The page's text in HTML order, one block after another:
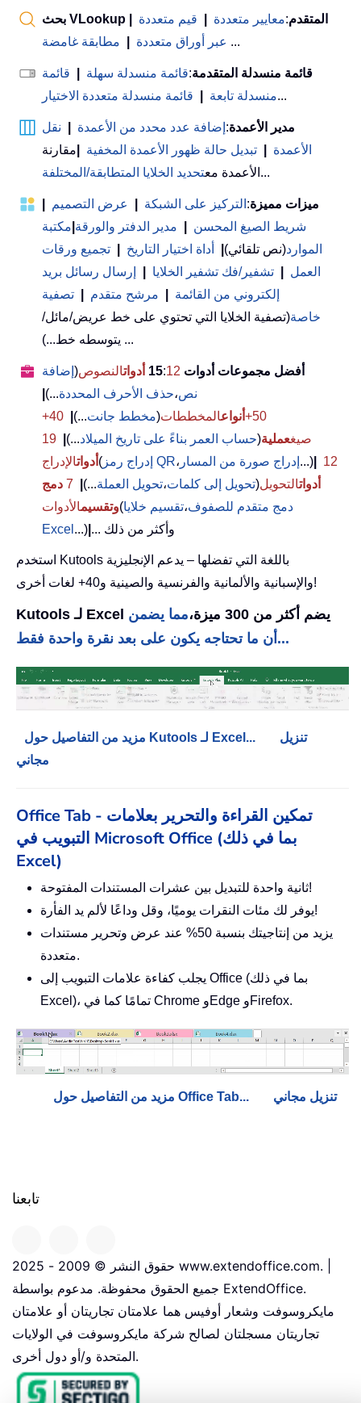
بحث VLookup المتقدم:معايير متعددة قيم متعددة
عبر أوراق متعددة
مطابقة غامضة ...
قائمة منسدلة المتقدمة:قائمة منسدلة سهلة
قائمة
منسدلة تابعة
قائمة منسدلة متعددة الاختيار ...
مدير الأعمدة: إضافة عدد محدد من الأعمدة
نقل
الأعمدة
تبديل حالة ظهور الأعمدة المخفية
مقارنة
الأعمدة معتحديد الخلايا المتطابقة/المختلفة ...
ميزات مميزة: التركيز على الشبكة عرض التصميم
شريط الصيغ المحسن
مدير الدفتر والورقة مكتبة
الموارد(نص تلقائي) أداة اختيار التاريخ
تجميع ورقات
العمل
تشفير/فك تشفير الخلايا
إرسال رسائل بريد
إلكتروني من القائمة
مرشح متقدم
تصفية
خاصة(تصفية الخلايا التي تحتوي على خط عريض/مائل/
يتوسطه خط...) ...
أفضل مجموعات أدوات 15 :12 أدواتالنصوص( إضافة
نص،حذف الأحرف المحددة...)
50+
أنواعالمخططات(مخطط جانت...)
40+
صيغعملية(حساب العمر بناءً على تاريخ الميلاد...)
19
أدواتالإدراج ( إدراج رمز QR، إدراج صورة من المسار ...)
12
أدواتالتحويل(تحويل إلى كلمات،تحويل العملة...)
7 دمج
وتقسيمالأدوات ( دمج متقدم للصفوف،تقسيم خلايا
Excel ...) ... وأكثر من ذلك
استخدم Kutools باللغة التي تفضلها – يدعم الإنجليزية
والإسبانية والألمانية والفرنسية والصينية و40+ لغات أخرى!
Kutools لـ Excel يضم أكثر من 300 ميزة،
مما يضمن
أن ما تحتاجه يكون على بعد نقرة واحدة فقط...
مزيد من التفاصيل حول Kutools لـ Excel...
تنزيل
مجاني
Office Tab - تمكين القراءة والتحرير بعلامات
التبويب في Microsoft Office (بما في ذلك
Excel)
ثانية واحدة للتبديل بين عشرات المستندات المفتوحة!
يوفر لك مئات النقرات يوميًا، وقل وداعًا لألم يد الفأرة!
يزيد من إنتاجيتك بنسبة 50% عند عرض وتحرير مستندات
متعددة.
يجلب كفاءة علامات التبويب إلى Office (بما في ذلك
Excel)، تمامًا كما في Chrome وEdge وFirefox.
مزيد من التفاصيل حول Office Tab... تنزيل مجاني
تابعنا
حقوق النشر © 2009 - 2025 www.extendoffice.com. |
جميع الحقوق محفوظة. مدعوم بواسطة ExtendOffice.
مايكروسوفت وشعار أوفيس هما علامتان تجاريتان أو علامتان
تجاريتان مسجلتان لصالح شركة مايكروسوفت في الولايات
المتحدة و/أو دول أخرى.